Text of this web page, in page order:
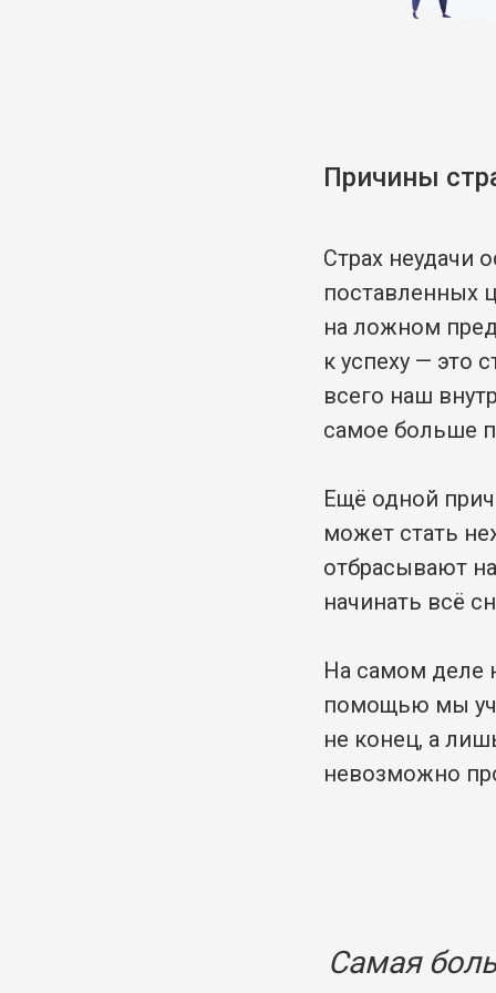
Причины
Страх неудачи
поставленных
на ложном
к успеху — это
всего наш
самое больше
Ещё одной
может стать
отбрасывают
начинать всё
На самом деле
помощью мы
не конец, а
невозможно
Самая